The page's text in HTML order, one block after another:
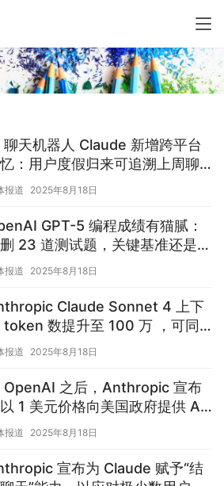
聊天机器人 Claude 新增跨平台
：用户度假归来可追溯上周聊
录
报道 2025年8月18日
GPT-5 编程成绩有猫腻：
23 道测试题，关键基准还是自
的
报道 2025年8月18日
Claude Sonnet 4 上下
token 数提升至 100 万 ，可同
理数十篇长篇研究论文
报道 2025年8月18日
OpenAI 之后，Anthropic 宣布
1 美元价格向美国政府提供 AI
报道 2025年8月18日
宣布为 Claude 赋予“结